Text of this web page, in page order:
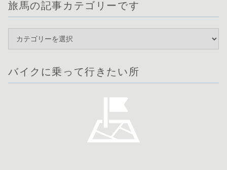
旅馬の記事カテゴリーです
バイクに乗って行きたい所